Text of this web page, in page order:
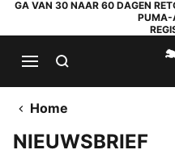
GA VAN 30 NAAR 60 DAGEN
PUMA-
Home
NIEUWSBRIEF